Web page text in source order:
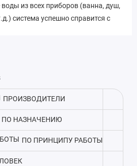
из всех приборов (ванна, душ,
система успешно справится с
на загородных участках, дачах и в
количеством проживающих.
идет вся необходимая оснастка.
работу всех элементов очистки
ПРОИЗВОДИТЕЛИ
ПО НАЗНАЧЕНИЮ
ПО ПРИНЦИПУ РАБОТЫ